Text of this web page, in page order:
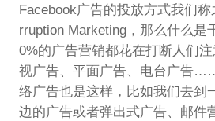
Facebook广告的投放方式我们
rruption Marketing，那么什么是
0%的广告营销都花在打断人们
视广告、平面广告、电台广告
络广告也是这样，比如我们去到
边的广告或者弹出式广告、邮